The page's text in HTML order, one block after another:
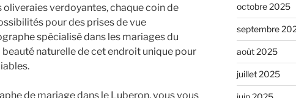
oliveraies verdoyantes, chaque coin de
pour des prises de vue
spécialisé dans les mariages du
naturelle de cet endroit unique pour
de mariage dans le Luberon, vous vous
octobre 2025
septembre
août 2025
juillet 2025